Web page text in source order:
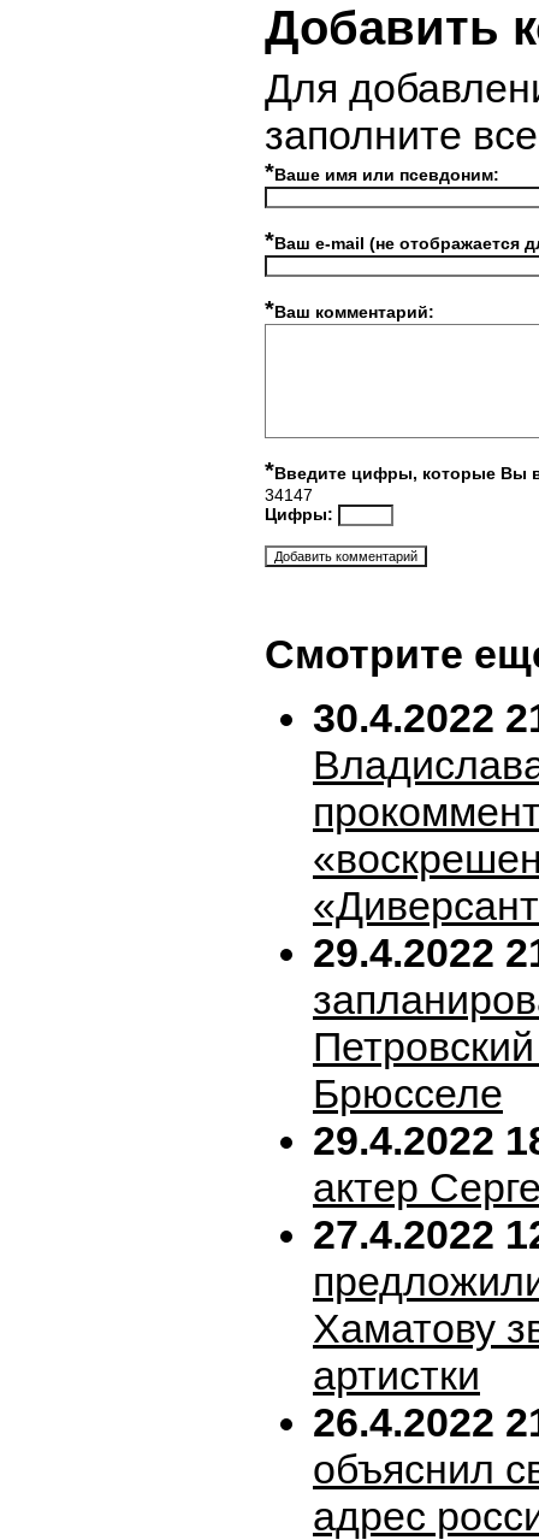
Добавить
Для
заполните
*Ваше имя или псевдоним:
*Ваш e-mail (не отображается
*Ваш комментарий:
*Введите цифры, которые Вы
34147
Цифры:
Смотрите
30.4.2022
29.4.2022
Брюсселе
29.4.2022
актер
27.4.2022
Хаматову
артистки
26.4.2022
объяснил
адрес